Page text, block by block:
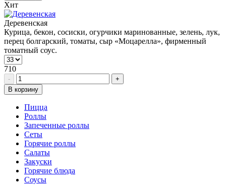
Хит
Деревенская
Курица, бекон, сосиски, огурчики маринованные, зелень, лук,
перец болгарский, томаты, сыр «Моцарелла», фирменный
томатный соус.
710
-
+
В корзину
Пицца
Роллы
Запеченные роллы
Сеты
Горячие роллы
Салаты
Закуски
Горячие блюда
Соусы